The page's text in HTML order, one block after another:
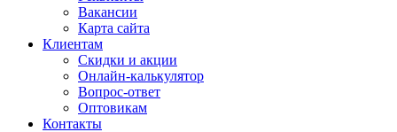
Вакансии
Карта сайта
Клиентам
Скидки и акции
Онлайн-калькулятор
Вопрос-ответ
Оптовикам
Контакты